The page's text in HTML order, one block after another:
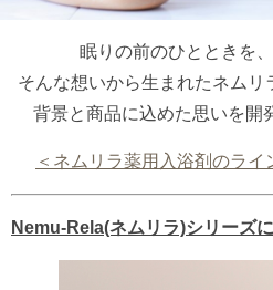
眠りの前のひとときを
そんな想いから生まれたネム
背景と商品に込めた思いを開
＜ネムリラ薬用入浴剤のライ
Nemu-Rela(ネムリラ)シリーズ